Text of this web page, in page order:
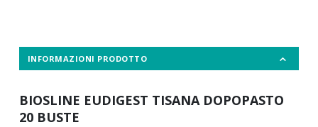
INFORMAZIONI PRODOTTO
BIOSLINE EUDIGEST TISANA DOPOPASTO
20 BUSTE